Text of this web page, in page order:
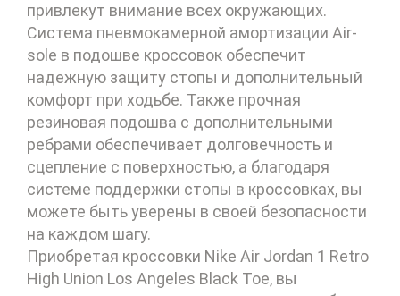
привлекут внимание всех окружающих.
Система пневмокамерной амортизации Air-
sole в подошве кроссовок обеспечит
надежную защиту стопы и дополнительный
комфорт при ходьбе. Также прочная
резиновая подошва с дополнительными
ребрами обеспечивает долговечность и
сцепление с поверхностью, а благодаря
системе поддержки стопы в кроссовках, вы
можете быть уверены в своей безопасности
на каждом шагу.
Приобретая кроссовки Nike Air Jordan 1 Retro
High Union Los Angeles Black Toe, вы